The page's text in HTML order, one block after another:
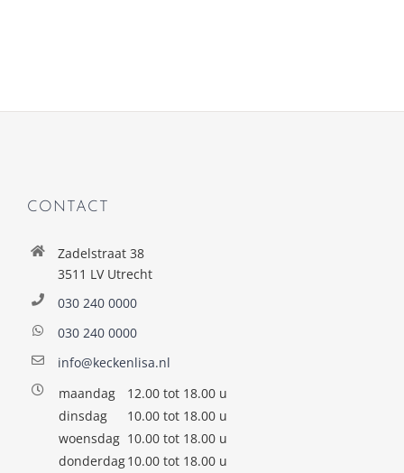
CONTACT
Zadelstraat 38
3511 LV Utrecht
030 240 0000
030 240 0000
info@keckenlisa.nl
maandag
12.00 tot 18.00 u
dinsdag
10.00 tot 18.00 u
woensdag 10.00 tot 18.00 u
donderdag10.00 tot 18.00 u